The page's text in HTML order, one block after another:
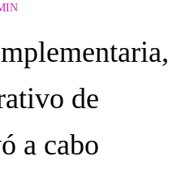
de
a cabo